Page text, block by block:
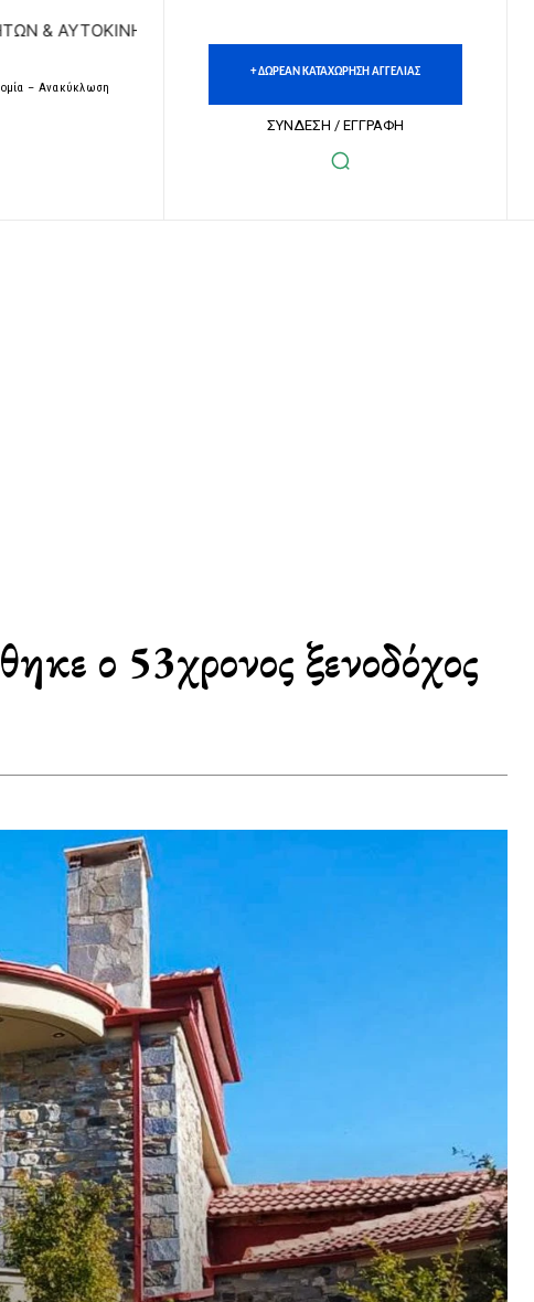
| ΔΩΡΕΑΝ ΚΑΤΑΧΩΡΗΣΗ ΑΓΓΕΛΙΩΝ ΑΚΙΝΗΤΩΝ &
– Ανακύκλωση
+ ΔΩΡΕΑΝ ΚΑΤΑΧΩΡΗΣΗ ΑΓΓΕΛΙΑΣ
ΣΥΝΔΕΣΗ / ΕΓΓΡΑΦΗ
ο 53χρονος ξενοδόχος